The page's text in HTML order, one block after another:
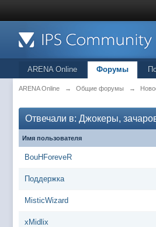
ARENA Online Форумы
ARENA Online → Общие форумы →
Отвечали в: Джокеры,
Имя пользователя
BouHForeveR
Поддержка
MisticWizard
xMidlix